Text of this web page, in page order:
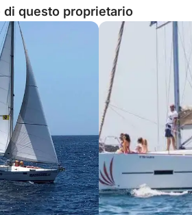
questo proprietario